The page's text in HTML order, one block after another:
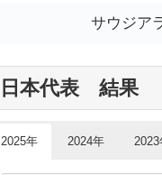
サウジア
日本代表 結果
2025年 2024年 2023